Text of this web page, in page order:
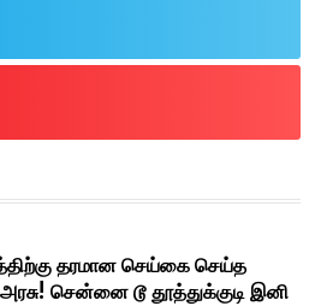
தரமான செய்கை செய்த
இனி